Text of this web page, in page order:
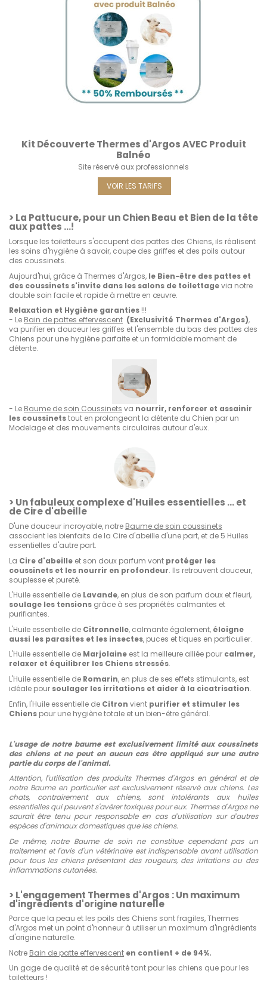
Kit Découverte Thermes d'Argos AVEC Produit
Balnéo
Site réservé aux professionnels
VOIR LES TARIFS
> La Pattucure, pour un Chien Beau et Bien de la tête
aux pattes …!
Lorsque les toiletteurs s'occupent des pattes des Chiens, ils réalisent
les soins d'hygiène à savoir, coupe des griffes et des poils autour
des coussinets.
Aujourd'hui, grâce à Thermes d'Argos, le Bien-être des pattes et
des coussinets s'invite dans les salons de toilettagevia notre
double soin facile et rapide à mettre en œuvre.
Relaxation et Hygiène garanties !!!
- Le Bain de pattes effervescent (Exclusivité Thermes d'Argos),
va purifier en douceur les griffes et l'ensemble du bas des pattes des
Chiens pour une hygiène parfaite et un formidable moment de
détente.
- Le Baume de soin Coussinets va nourrir, renforcer et assainir
les coussinetstout en prolongeant la détente du Chien par un
Modelage et des mouvements circulaires autour d'eux.
> Un fabuleux complexe d'Huiles essentielles … et
de Cire d'abeille
D'une douceur incroyable, notre Baume de soin coussinets
associent les bienfaits de la Cire d'abeille d'une part, et de 5 Huiles
essentielles d'autre part.
La Cire d'abeille et son doux parfum vont protéger les
coussinets et les nourrir en profondeur. Ils retrouvent douceur,
souplesse et pureté.
L'Huile essentielle de Lavande, en plus de son parfum doux et fleuri,
soulage les tensions grâce à ses propriétés calmantes et
purifiantes.
L'Huile essentielle de Citronnelle, calmante également, éloigne
aussi les parasites et les insectes, puces et tiques en particulier.
L'Huile essentielle de Marjolaine est la meilleure alliée pour calmer,
relaxer et équilibrer les Chiens stressés.
L'Huile essentielle de Romarin, en plus de ses effets stimulants, est
idéale pour soulager les irritations et aider à la cicatrisation.
Enfin, l'Huile essentielle de Citron vient purifier et stimuler les
Chiens pour une hygiène totale et un bien-être général.
L'usage de notre baume est exclusivement limité aux coussinets
des chiens et ne peut en aucun cas être appliqué sur une autre
partie du corps de l'animal.
Attention, l'utilisation des produits Thermes d'Argos en général et de
notre Baume en particulier est exclusivement réservé aux chiens. Les
chats, contrairement aux chiens, sont intolérants aux huiles
essentielles qui peuvent s'avérer toxiques pour eux. Thermes d'Argos ne
saurait être tenu pour responsable en cas d'utilisation sur d'autres
espèces d'animaux domestiques que les chiens.
De même, notre Baume de soin ne constitue cependant pas un
traitement et l'avis d'un vétérinaire est indispensable avant utilisation
pour tous les chiens présentant des rougeurs, des irritations ou des
inflammations cutanées.
> L'engagement Thermes d'Argos : Un maximum
d'ingrédients d'origine naturelle
Parce que la peau et les poils des Chiens sont fragiles, Thermes
d'Argos met un point d'honneur à utiliser un maximum d'ingrédients
d'origine naturelle.
Notre Bain de patte effervescent en contient + de 94%.
Un gage de qualité et de sécurité tant pour les chiens que pour les
toiletteurs !